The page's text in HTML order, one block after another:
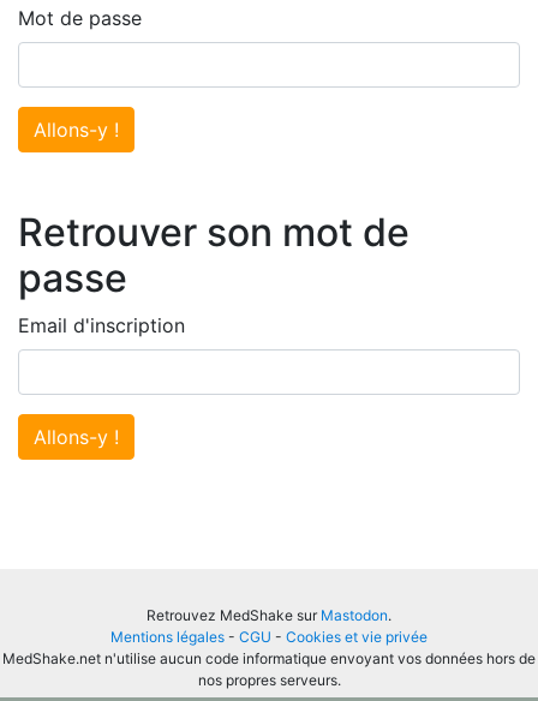
Mot de passe
Allons-y !
Retrouver son mot de
passe
Email d'inscription
Allons-y !
Retrouvez MedShake sur Mastodon.
Mentions légales - CGU - Cookies et vie privée
MedShake.net n'utilise aucun code informatique envoyant vos données hors de
nos propres serveurs.